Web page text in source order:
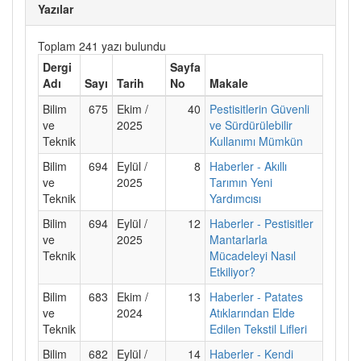
Yazılar
Toplam 241 yazı bulundu
Dergi
Adı
Sayı Tarih
Sayfa
No
Makale
Bilim
ve
Teknik
675 Ekim /
2025
40
Pestisitlerin Güvenli
ve Sürdürülebilir
Kullanımı Mümkün
Bilim
ve
Teknik
694 Eylül /
2025
8
Haberler - Akıllı
Tarımın Yeni
Yardımcısı
Bilim
ve
Teknik
694 Eylül /
2025
12
Haberler - Pestisitler
Mantarlarla
Mücadeleyi Nasıl
Etkiliyor?
Bilim
ve
Teknik
683
Ekim /
2024
13
Haberler - Patates
Atıklarından Elde
Edilen Tekstil Lifleri
Bilim
682 Eylül / 14 Haberler - Kendi